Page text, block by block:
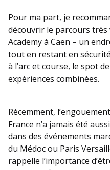
Pour ma part, je
découvrir le parcours
Academy à Caen – un
tout en restant en
à l’arc et course, le spot
expériences combinées.
Récemment,
France n’a jamais été
dans des événements
du Médoc ou Paris
rappelle l’importance